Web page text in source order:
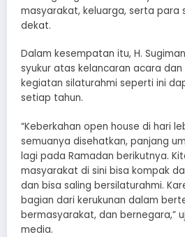
masyarakat, keluarga, serta para
dekat.
Dalam kesempatan itu, H.
syukur atas kelancaran acara
kegiatan silaturahmi seperti ini
setiap tahun.
“Keberkahan open house di hari
semuanya disehatkan, panjang
lagi pada Ramadan berikutnya.
masyarakat di sini bisa kompak
dan bisa saling bersilaturahmi.
bagian dari kerukunan dalam
bermasyarakat, dan bernegara,”
media.